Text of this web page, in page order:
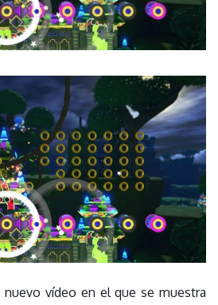
vídeo en el que se muestra